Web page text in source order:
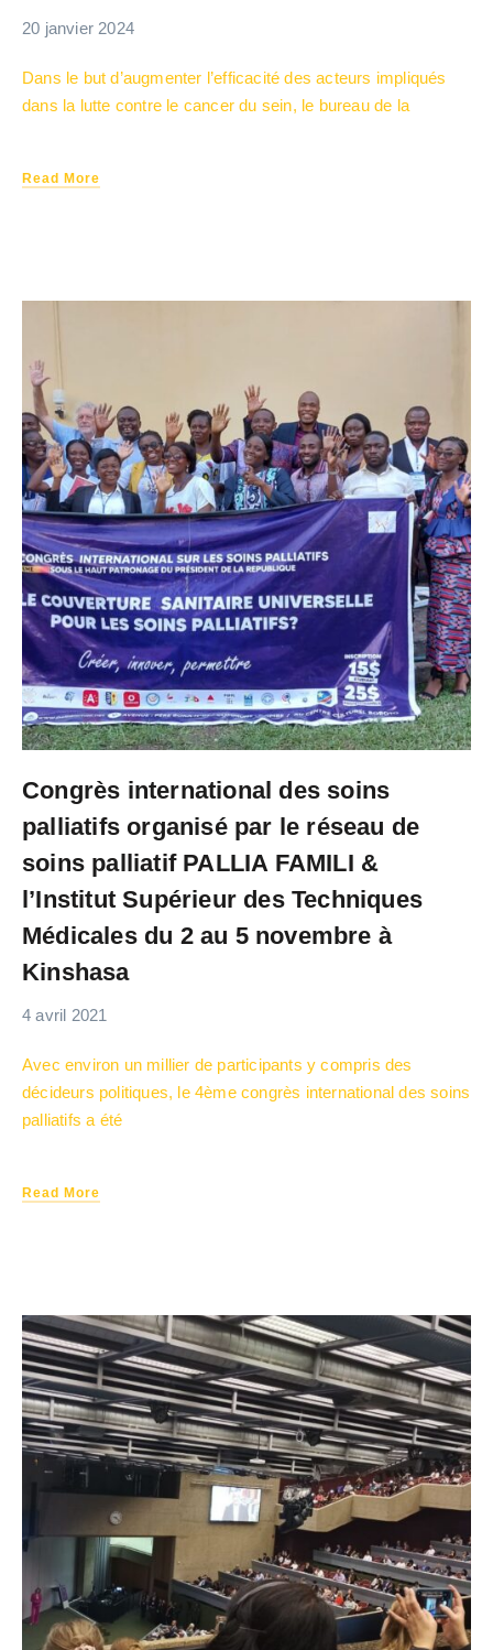
20 janvier 2024
Dans le but d’augmenter l’efficacité des acteurs impliqués
dans la lutte contre le cancer du sein, le bureau de la
Read More
Congrès international des soins
palliatifs organisé par le réseau de
soins palliatif PALLIA FAMILI &
l’Institut Supérieur des Techniques
Médicales du 2 au 5 novembre à
Kinshasa
4 avril 2021
Avec environ un millier de participants y compris des
décideurs politiques, le 4ème congrès international des soins
palliatifs a été
Read More
différence significative en un instant.